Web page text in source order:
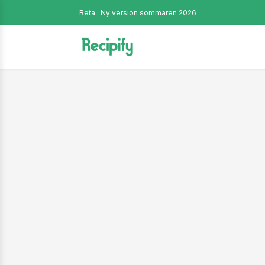
Beta · Ny version sommaren 2026